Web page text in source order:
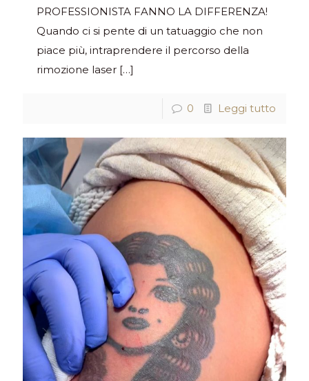
PROFESSIONISTA FANNO LA DIFFERENZA!
Quando ci si pente di un tatuaggio che non
piace più, intraprendere il percorso della
rimozione laser […]
0 Leggi tutto